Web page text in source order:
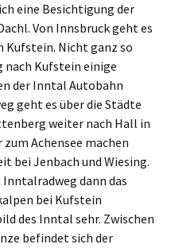
eine Besichtigung der
Von Innsbruck geht es
Kufstein. Nicht ganz so
nach Kufstein einige
der Inntal Autobahn
geht es über die Städte
weiter nach Hall in
Achensee machen
bei Jenbach und Wiesing.
dann das
bei Kufstein
des Inntal sehr. Zwischen
befindet sich der